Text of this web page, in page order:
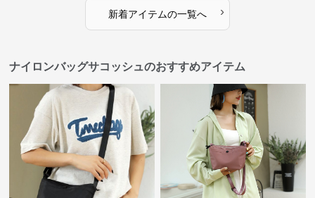
新着アイテムの一覧へ ›
ナイロンバッグサコッシュのおすすめアイテム